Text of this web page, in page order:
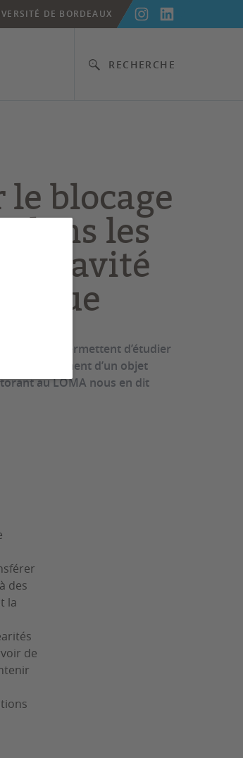
RECHERCHE
DE BORDEAUX
blocage
dans les
cavité
permettent d’étudier
le mouvement d’un objet
au LOMA nous en dit
des
la
de